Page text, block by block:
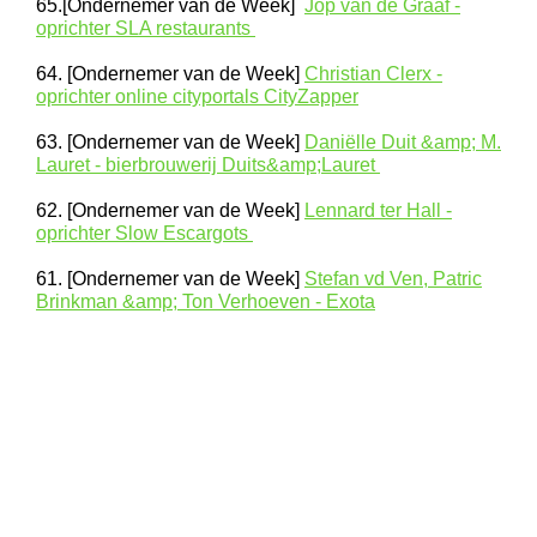
65.[Ondernemer van de Week] Jop van de Graaf -
oprichter SLA restaurants
64. [Ondernemer van de Week] Christian Clerx -
oprichter online cityportals CityZapper
63. [Ondernemer van de Week] Daniëlle Duit &amp; M.
Lauret - bierbrouwerij Duits&amp;Lauret
62. [Ondernemer van de Week] Lennard ter Hall -
oprichter Slow Escargots
61. [Ondernemer van de Week] Stefan vd Ven, Patric
Brinkman &amp; Ton Verhoeven - Exota